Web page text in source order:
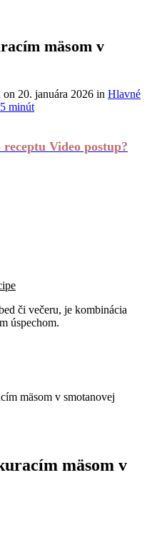
mäsom v
on 20. januára 2026 in Hlavné
minút
Video postup?
či večeru, je kombinácia
úspechom.
mäsom v